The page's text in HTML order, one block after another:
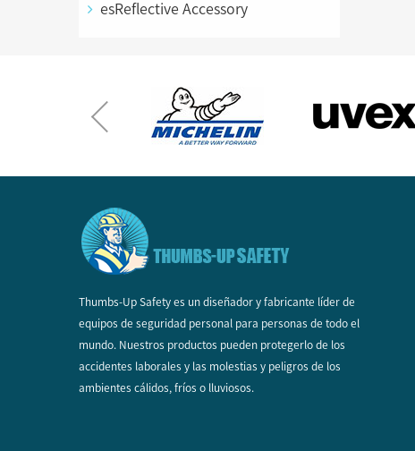
esReflective Accessory
Thumbs-Up Safety es un diseñador y fabricante líder de
equipos de seguridad personal para personas de todo el
mundo. Nuestros productos pueden protegerlo de los
accidentes laborales y las molestias y peligros de los
ambientes cálidos, fríos o lluviosos.